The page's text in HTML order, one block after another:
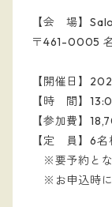
【会 場】
〒461-0005
【開催日】
【時 間】
【参加費】
【定 員】6名
※要予約とな
※お申込時に